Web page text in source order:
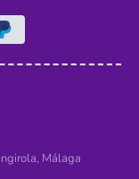
Málaga